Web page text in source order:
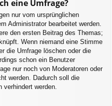
eine Umfrage?
nur vom ursprünglichen
Administrator bearbeitet werden.
den ersten Beitrag des Themas;
Wenn niemand eine Stimme
die Umfrage löschen oder die
schon ein Benutzer
nur noch von Moderatoren oder
werden. Dadurch soll die
verhindert werden.